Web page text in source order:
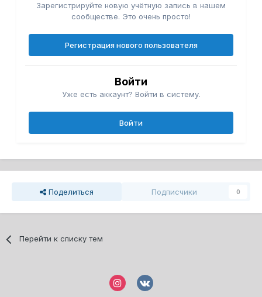
Зарегистрируйте новую учётную запись в нашем
сообществе. Это очень просто!
Регистрация нового пользователя
Войти
Уже есть аккаунт? Войти в систему.
Войти
Поделиться Подписчики 0
Перейти к списку тем